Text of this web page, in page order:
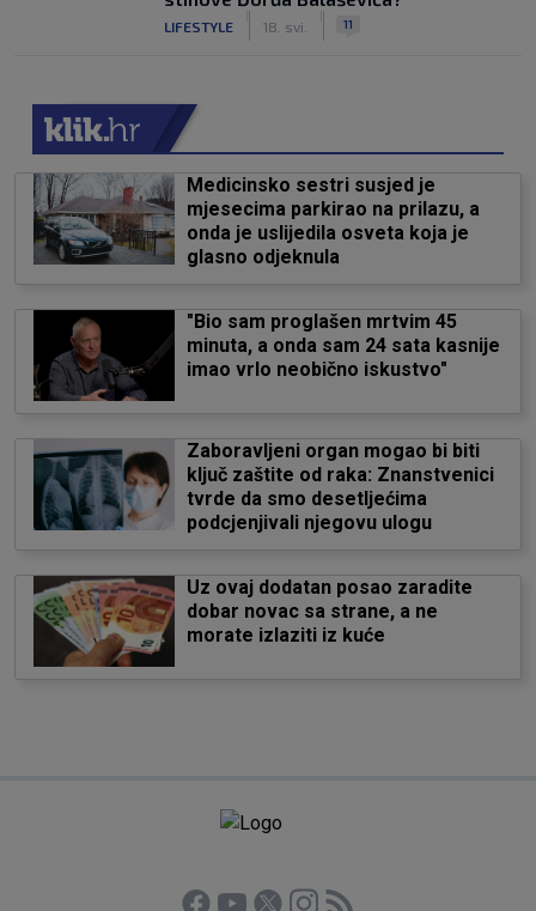
LIFESTYLE 18. svi. 11
Medicinsko sestri susjed je
mjesecima parkirao na prilazu, a
onda je uslijedila osveta koja je
glasno odjeknula
"Bio sam proglašen mrtvim 45
minuta, a onda sam 24 sata kasnije
imao vrlo neobično iskustvo"
Zaboravljeni organ mogao bi biti
ključ zaštite od raka: Znanstvenici
tvrde da smo desetljećima
podcjenjivali njegovu ulogu
Uz ovaj dodatan posao zaradite
dobar novac sa strane, a ne
morate izlaziti iz kuće